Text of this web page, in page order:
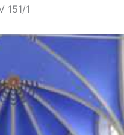
151/1